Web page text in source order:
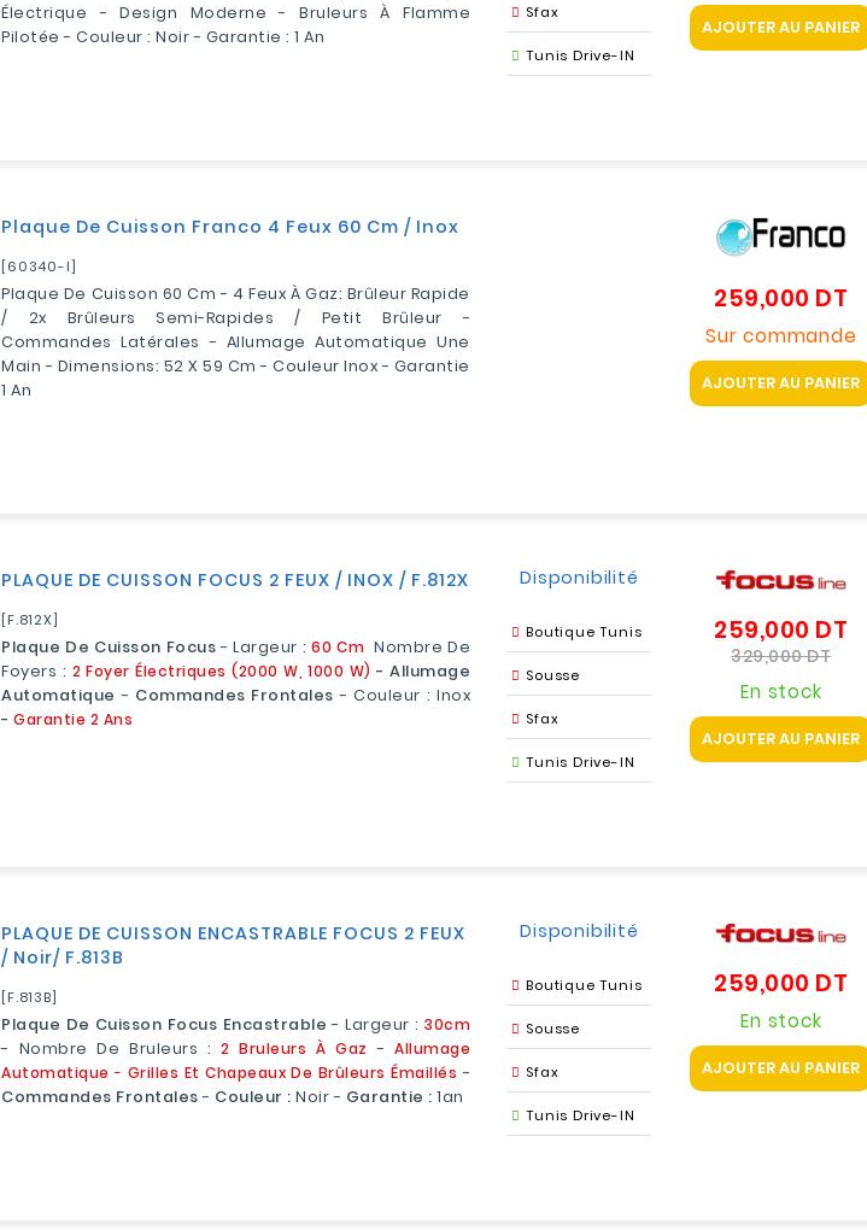
Électrique - Design Moderne - Bruleurs À Flamme
Pilotée - Couleur : Noir - Garantie : 1 An
Sfax
Tunis Drive-IN
AJOUTER AU PANIER
Plaque De Cuisson Franco 4 Feux 60 Cm / Inox
[60340-I]
Plaque De Cuisson 60 Cm - 4 Feux À Gaz: Brûleur Rapide
/ 2x Brûleurs Semi-Rapides / Petit Brûleur -
Commandes Latérales - Allumage Automatique Une
Main - Dimensions: 52 X 59 Cm - Couleur Inox - Garantie
1 An
259,000 DT
Sur commande
AJOUTER AU PANIER
PLAQUE DE CUISSON FOCUS 2 FEUX / INOX / F.812X
[F.812X]
Plaque De Cuisson Focus- Largeur :60 Cm Nombre De
Foyers : 2 Foyer Électriques (2000 W, 1000 W) - Allumage
Automatique - Commandes Frontales - Couleur : Inox
-Garantie 2 Ans
Disponibilité
Boutique Tunis
Sousse
Sfax
Tunis Drive-IN
259,000 DT
329,000 DTPrix
En stock
AJOUTER AU PANIER
PLAQUE DE CUISSON ENCASTRABLE FOCUS 2 FEUX
/ Noir/ F.813B
[F.813B]
Plaque De Cuisson Focus Encastrable - Largeur : 30cm
- Nombre De Bruleurs : 2 Bruleurs À Gaz -Allumage
Automatique - Grilles Et Chapeaux De Brûleurs Émaillés -
Commandes Frontales- Couleur : Noir - Garantie : 1an
Disponibilité
Boutique Tunis
Sousse
Sfax
Tunis Drive-IN
259,000 DT
En stock
AJOUTER AU PANIER